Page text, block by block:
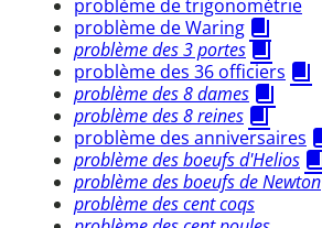
problème de trigonométrie
problème de Waring
problème des 3 portes
problème des 36 officiers
problème des 8 dames
problème des 8 reines
problème des anniversaires
problème des boeufs d'Helios
problème des boeufs de Newton
problème des cent coqs